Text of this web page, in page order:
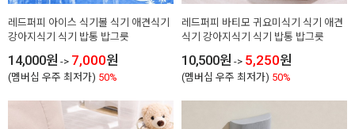
레드퍼피 아이스 식기볼 식기 애견식기
강아지식기 식기 밥통 밥그릇
14,000원 -> 7,000원
(멤버십 우주 최저가) 50%
레드퍼피 바티모 귀요미식기 식기 애견
식기 강아지식기 식기 밥통 밥그릇
10,500원 -> 5,250원
(멤버십 우주 최저가) 50%